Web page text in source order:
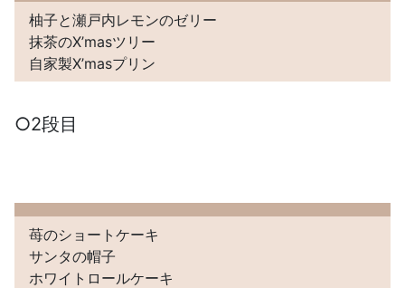
柚子と瀬戸内レモンのゼリー
抹茶のX’masツリー
自家製X’masプリン
○2段目
苺のショートケーキ
サンタの帽子
ホワイトロールケーキ